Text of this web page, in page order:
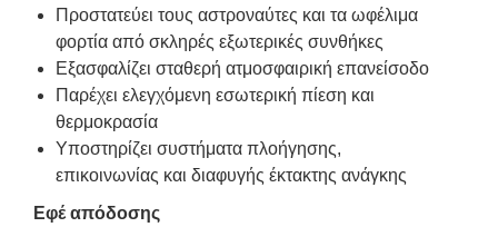
Προστατεύει τους αστροναύτες και τα ωφέλιμα
φορτία από σκληρές εξωτερικές συνθήκες
Εξασφαλίζει σταθερή ατμοσφαιρική επανείσοδο
Παρέχει ελεγχόμενη εσωτερική πίεση και
θερμοκρασία
Υποστηρίζει συστήματα πλοήγησης,
επικοινωνίας και διαφυγής έκτακτης ανάγκης
Εφέ απόδοσης